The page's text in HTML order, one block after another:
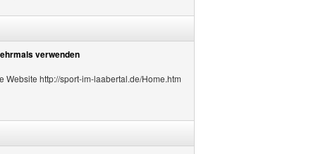
verwenden
http://sport-im-laabertal.de/Home.htm